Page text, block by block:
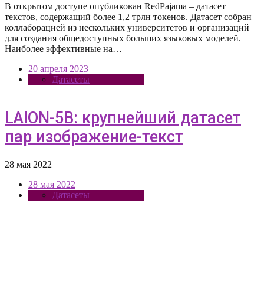
В открытом доступе опубликован RedPajama – датасет
текстов, содержащий более 1,2 трлн токенов. Датасет собран
коллаборацией из нескольких университетов и организаций
для создания общедоступных больших языковых моделей.
Наиболее эффективные на…
20 апреля 2023
Датасеты
LAION-5B: крупнейший датасет
пар изображение-текст
28 мая 2022
28 мая 2022
Датасеты